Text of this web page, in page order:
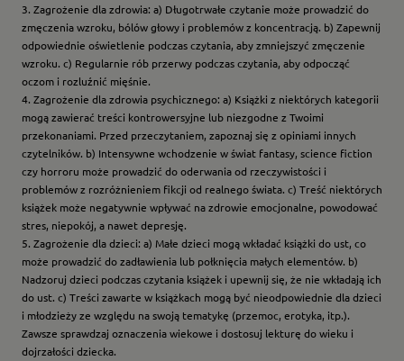
3. Zagrożenie dla zdrowia: a) Długotrwałe czytanie może prowadzić do
zmęczenia wzroku, bólów głowy i problemów z koncentracją. b) Zapewnij
odpowiednie oświetlenie podczas czytania, aby zmniejszyć zmęczenie
wzroku. c) Regularnie rób przerwy podczas czytania, aby odpocząć
oczom i rozluźnić mięśnie.
4. Zagrożenie dla zdrowia psychicznego: a) Książki z niektórych kategorii
mogą zawierać treści kontrowersyjne lub niezgodne z Twoimi
przekonaniami. Przed przeczytaniem, zapoznaj się z opiniami innych
czytelników. b) Intensywne wchodzenie w świat fantasy, science fiction
czy horroru może prowadzić do oderwania od rzeczywistości i
problemów z rozróżnieniem fikcji od realnego świata. c) Treść niektórych
książek może negatywnie wpływać na zdrowie emocjonalne, powodować
stres, niepokój, a nawet depresję.
5. Zagrożenie dla dzieci: a) Małe dzieci mogą wkładać książki do ust, co
może prowadzić do zadławienia lub połknięcia małych elementów. b)
Nadzoruj dzieci podczas czytania książek i upewnij się, że nie wkładają ich
do ust. c) Treści zawarte w książkach mogą być nieodpowiednie dla dzieci
i młodzieży ze względu na swoją tematykę (przemoc, erotyka, itp.).
Zawsze sprawdzaj oznaczenia wiekowe i dostosuj lekturę do wieku i
dojrzałości dziecka.